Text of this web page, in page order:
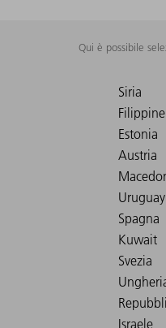
Qui è possibile